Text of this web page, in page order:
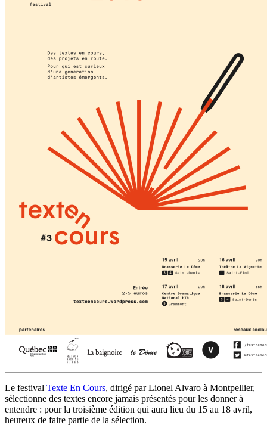
Le festival Texte En Cours, dirigé par Lionel Alvaro à Montpellier,
sélectionne des textes encore jamais présentés pour les donner à
entendre : pour la troisième édition qui aura lieu du 15 au 18 avril,
heureux de faire partie de la sélection.